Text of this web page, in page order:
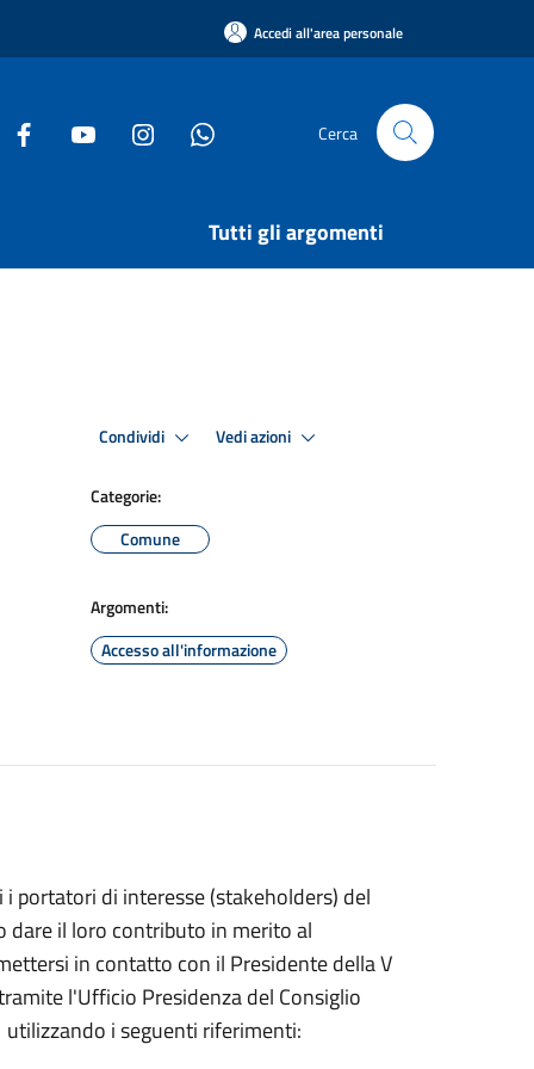
Accedi all'area personale
Cerca
Tutti gli argomenti
Condividi Vedi azioni
Categorie:
Comune
Argomenti:
Accesso all'informazione
portatori di interesse (stakeholders) del
dare il loro contributo in merito al
in contatto con il Presidente della V
l'Ufficio Presidenza del Consiglio
utilizzando i seguenti riferimenti: